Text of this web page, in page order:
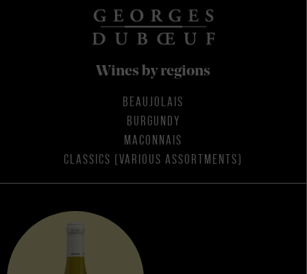
Wines by regions
BEAUJOLAIS
BURGUNDY
MACONNAIS
CLASSICS (VARIOUS ASSORTMENTS)